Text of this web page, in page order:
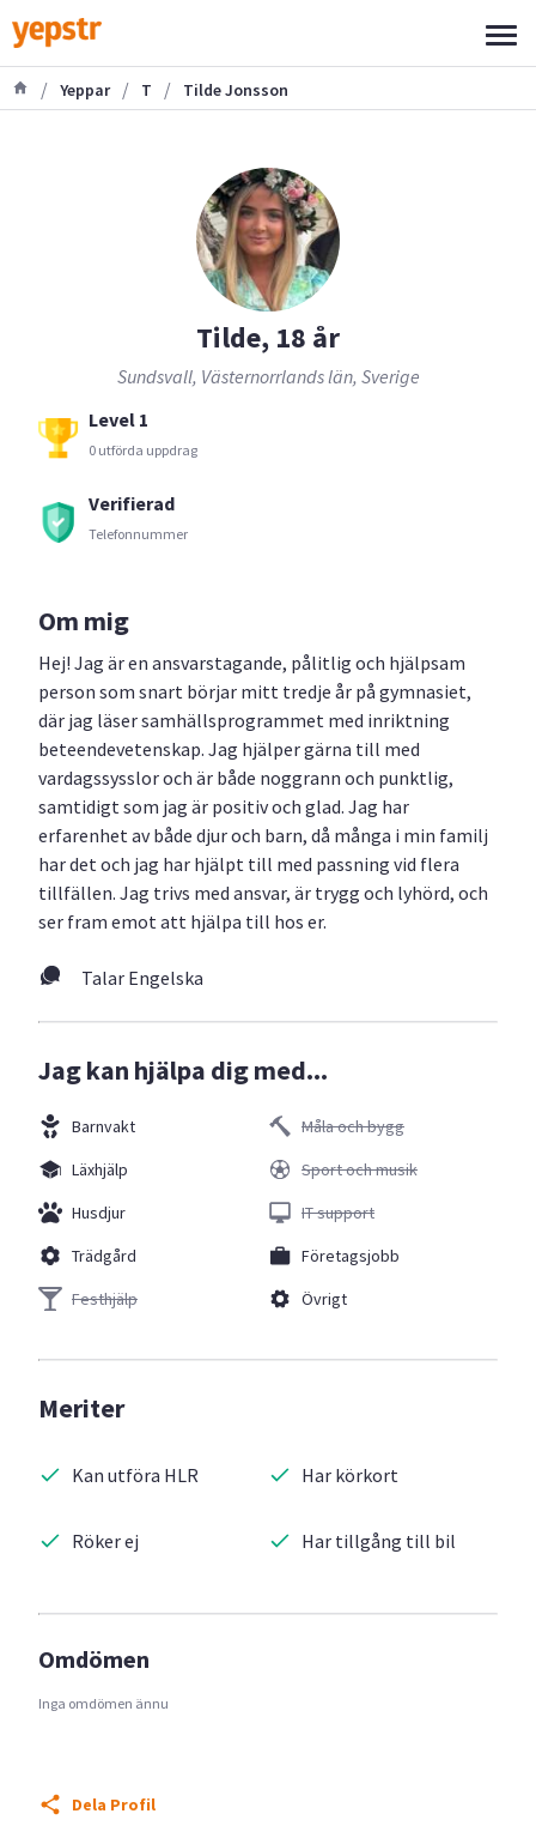
/ Yeppar / T / Tilde Jonsson
Tilde, 18 år
Sundsvall, Västernorrlands län, Sverige
Level 1
0 utförda uppdrag
Verifierad
Telefonnummer
Om mig
Hej! Jag är en ansvarstagande, pålitlig och hjälpsam
person som snart börjar mitt tredje år på gymnasiet,
där jag läser samhällsprogrammet med inriktning
beteendevetenskap. Jag hjälper gärna till med
vardagssysslor och är både noggrann och punktlig,
samtidigt som jag är positiv och glad. Jag har
erfarenhet av både djur och barn, då många i min familj
har det och jag har hjälpt till med passning vid flera
tillfällen. Jag trivs med ansvar, är trygg och lyhörd, och
ser fram emot att hjälpa till hos er.
Talar Engelska
Jag kan hjälpa dig med...
Barnvakt
Läxhjälp
Husdjur
Trädgård
Festhjälp
Måla och bygg
Sport och musik
IT support
Företagsjobb
Övrigt
Meriter
Kan utföra HLR
Röker ej
Har körkort
Har tillgång till bil
Omdömen
Inga omdömen ännu
Dela Profil